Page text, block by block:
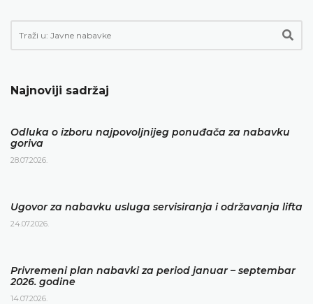
Najnoviji sadržaj
Odluka o izboru najpovoljnijeg ponuđača za nabavku
goriva
28.07.2026.
Ugovor za nabavku usluga servisiranja i održavanja lifta
24.07.2026.
Privremeni plan nabavki za period januar – septembar
2026. godine
14.07.2026.